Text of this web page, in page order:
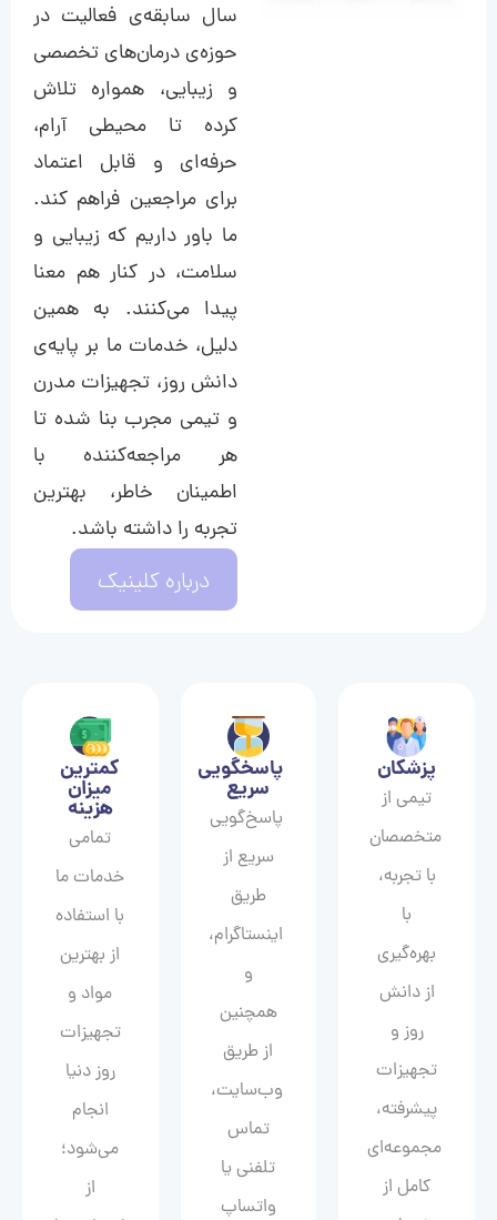
سال سابقه‌ی فعالیت در
حوزه‌ی درمان‌های تخصصی
و زیبایی، همواره تلاش
کرده تا محیطی آرام،
حرفه‌ای و قابل اعتماد
برای مراجعین فراهم کند.
ما باور داریم که زیبایی و
سلامت، در کنار هم معنا
پیدا می‌کنند. به همین
دلیل، خدمات ما بر پایه‌ی
دانش روز، تجهیزات مدرن
و تیمی مجرب بنا شده تا
هر مراجعه‌کننده با
اطمینان خاطر، بهترین
تجربه را داشته باشد.
درباره کلینیک
پزشکان
تیمی از
متخصصان
با تجربه،
با
بهره‌گیری
از دانش
روز و
تجهیزات
پیشرفته،
مجموعه‌ای
کامل از
پاسخگویی
سریع
پاسخ‌گویی
سریع از
طریق
اینستاگرام،
و
همچنین
از طریق
وب‌سایت،
تماس
تلفنی یا
واتساپ
کمترین
میزان
هزینه
تمامی
خدمات ما
با استفاده
از بهترین
مواد و
تجهیزات
روز دنیا
انجام
می‌شود؛
از